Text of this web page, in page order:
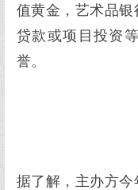
值黄金，艺术品
贷款或项目投资
誉。
据了解，主办方今